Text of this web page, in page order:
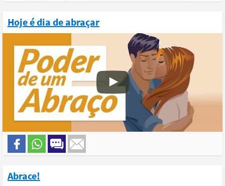
Hoje é dia de abraçar
Abrace!